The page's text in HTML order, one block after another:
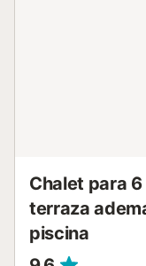
Chalet para
terraza
piscina